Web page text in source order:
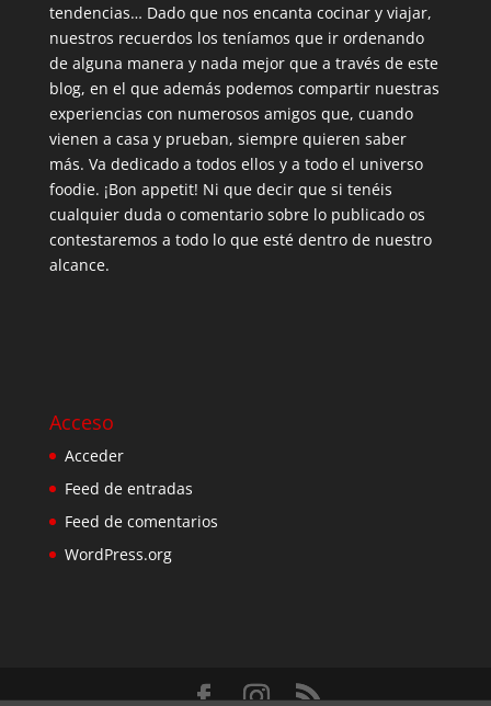
tendencias… Dado que nos encanta cocinar y viajar,
nuestros recuerdos los teníamos que ir ordenando
de alguna manera y nada mejor que a través de este
blog, en el que además podemos compartir nuestras
experiencias con numerosos amigos que, cuando
vienen a casa y prueban, siempre quieren saber
más. Va dedicado a todos ellos y a todo el universo
foodie. ¡Bon appetit! Ni que decir que si tenéis
cualquier duda o comentario sobre lo publicado os
contestaremos a todo lo que esté dentro de nuestro
alcance.
Acceso
Acceder
Feed de entradas
Feed de comentarios
WordPress.org